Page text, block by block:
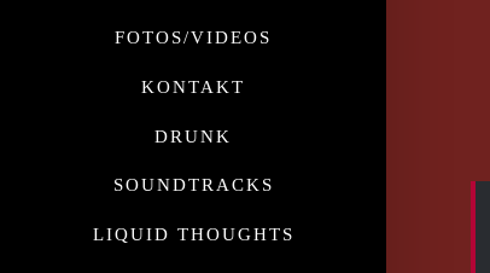
FOTOS/VIDEOS
KONTAKT
DRUNK
SOUNDTRACKS
LIQUID THOUGHTS